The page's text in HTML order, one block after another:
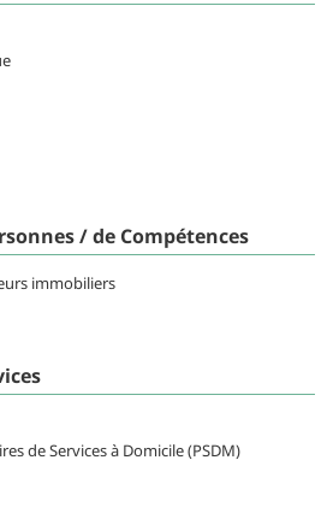
/ de Compétences
immobiliers
de Services à Domicile (PSDM)